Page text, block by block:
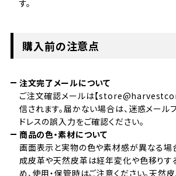
す。
購入前の注意点
注文完了メールについて
ご注文確認メールは【
信されます。届かない場合は、迷惑メール
ドレスの誤入力をご確認ください。
商品の色・素材について
画面表示と実物の色や素材感が異なる場
成皮革や天然皮革は経年変化や色移りす
め、使用・保管時はご注意ください。天然